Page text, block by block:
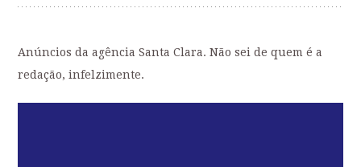
Anúncios da agência Santa Clara. Não sei de quem é a
redação, infelzimente.